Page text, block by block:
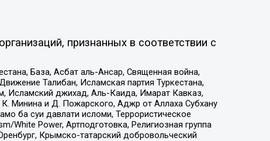
признанных в соответствии с
База, Асбат аль-Ансар, Священная война,
Талибан, Исламская партия Туркестана,
джихад, Аль-Каида, Имарат Кавказ,
Минина и Д. Пожарского, Аджр от Аллаха Субхану
ба суи давлати исломи, Террористическое
Power, Артподготовка, Религиозная группа
Крымско-татарский добровольческий